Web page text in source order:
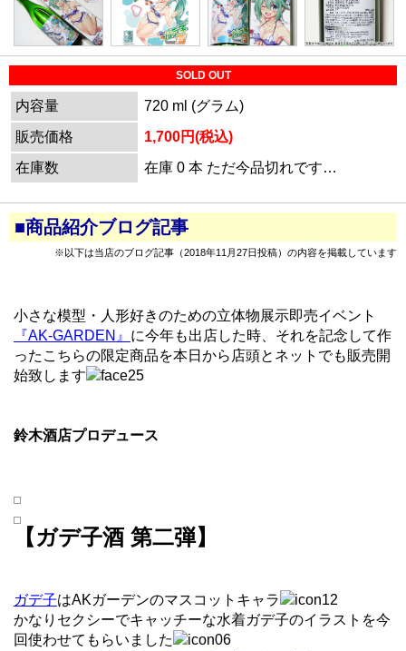
SOLD OUT
内容量
720 ml (グラム)
販売価格
1,700円(税込)
在庫数
在庫 0 本 ただ今品切れです…
■商品紹介ブログ記事
※以下は当店のブログ記事（2018年11月27日投稿）の内容を掲載しています
小さな模型・人形好きのための立体物展示即売イベント
『AK-GARDEN』 に今年も出店した時、それを記念して作
ったこちらの限定商品を本日から店頭とネットでも販売開
始致します
鈴木酒店プロデュース
【ガデ子酒 第二弾】
ガデ子はAKガーデンのマスコットキャラ
かなりセクシーでキャッチーな水着ガデ子のイラストを今
回使わせてもらいました